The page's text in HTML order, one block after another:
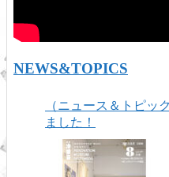
NEWS&TOPICS
（ニュース＆トピッ
ました！